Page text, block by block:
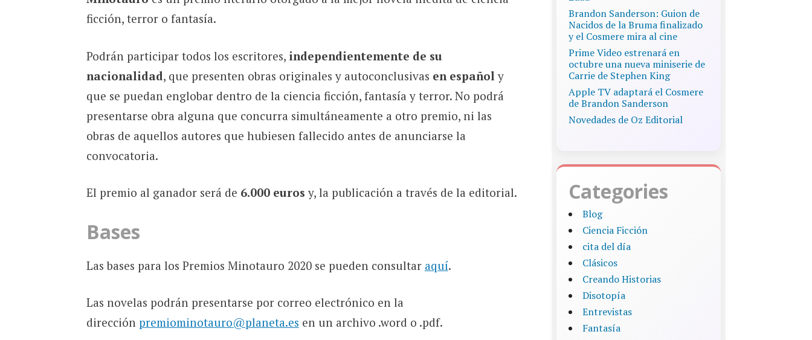
ficción, terror o fantasía.
Podrán participar todos los escritores, independientemente de su
nacionalidad, que presenten obras originales y autoconclusivas en español y
que se puedan englobar dentro de la ciencia ficción, fantasía y terror. No podrá
presentarse obra alguna que concurra simultáneamente a otro premio, ni las
obras de aquellos autores que hubiesen fallecido antes de anunciarse la
convocatoria.
El premio al ganador será de 6.000 euros y, la publicación a través de la editorial.
Bases
Las bases para los Premios Minotauro 2020 se pueden consultar aquí.
Las novelas podrán presentarse por correo electrónico en la
dirección premiominotauro@planeta.es en un archivo .word o .pdf.
Brandon Sanderson: Guion de
Nacidos de la Bruma finalizado
y el Cosmere mira al cine
Prime Video estrenará en
octubre una nueva miniserie de
Carrie de Stephen King
Apple TV adaptará el Cosmere
de Brandon Sanderson
Novedades de Oz Editorial
Categories
Blog
Ciencia Ficción
cita del día
Clásicos
Creando Historias
Disotopía
Entrevistas
Fantasía